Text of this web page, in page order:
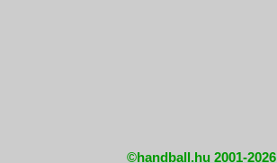
©handball.hu 2001-2026